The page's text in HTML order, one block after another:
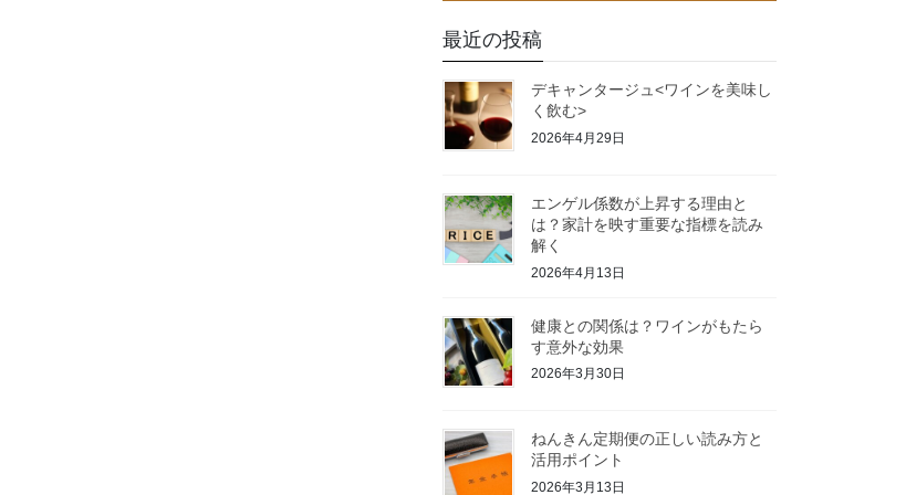
最近の投稿
デキャンタージュ<ワインを美味し
く飲む>
2026年4月29日
エンゲル係数が上昇する理由と
は？家計を映す重要な指標を読み
解く
2026年4月13日
健康との関係は？ワインがもたら
す意外な効果
2026年3月30日
ねんきん定期便の正しい読み方と
活用ポイント
2026年3月13日